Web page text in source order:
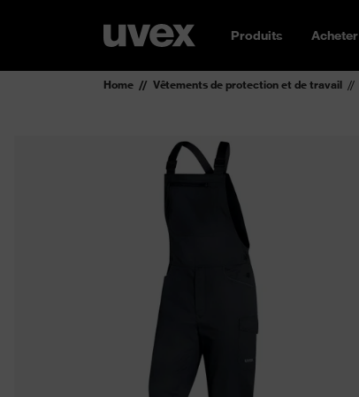
Produits Acheter
Home Vêtements de protection et de travail